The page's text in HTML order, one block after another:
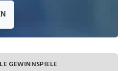
GEWINNSPIELE